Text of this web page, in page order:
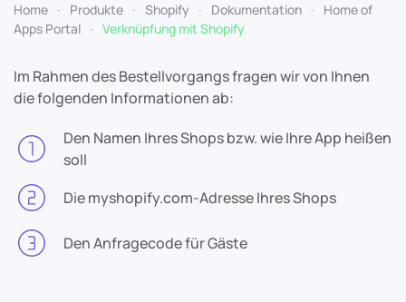
Home Produkte Shopify Dokumentation
Home of
Apps Portal
Verknüpfung mit Shopify
Im Rahmen des Bestellvorgangs fragen wir von Ihnen
die folgenden Informationen ab:
Den Namen Ihres Shops bzw. wie Ihre App heißen
soll
Die myshopify.com-Adresse Ihres Shops
Den Anfragecode für Gäste